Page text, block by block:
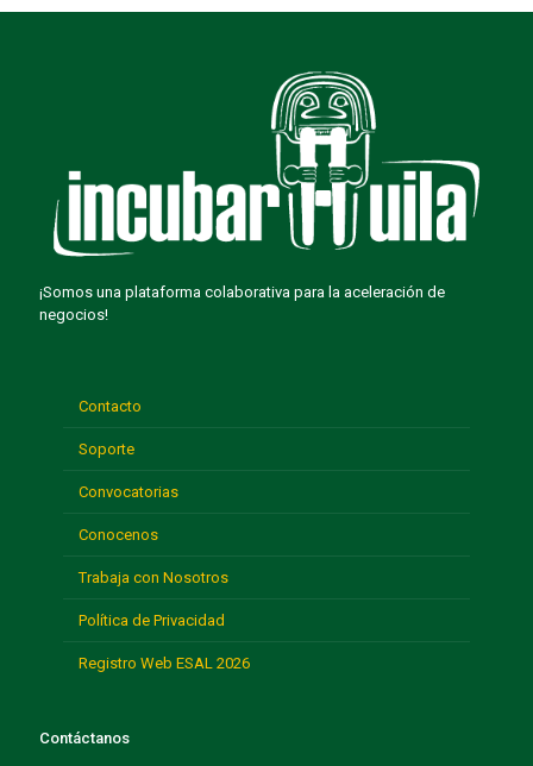
¡Somos una plataforma colaborativa para la aceleración de
negocios!
Contacto
Soporte
Convocatorias
Conocenos
Trabaja con Nosotros
Política de Privacidad
Registro Web ESAL 2026
Contáctanos